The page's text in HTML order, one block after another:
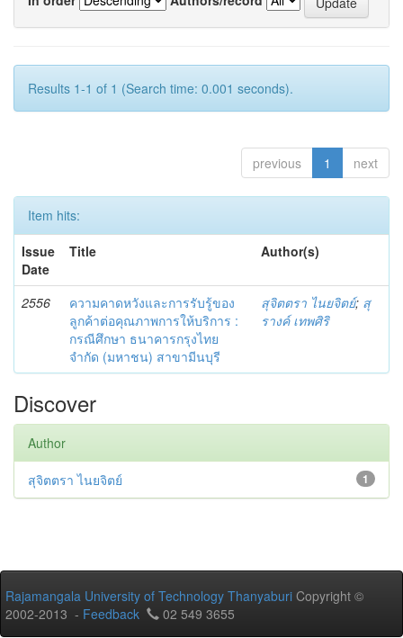
Results 1-1 of 1 (Search time: 0.001 seconds).
previous 1 next
Item hits:
Issue
Date
Title Author(s)
2556
ความคาดหวังและการรับรู้ของ
ลูกค้าต่อคุณภาพการให้บริการ :
กรณีศึกษา ธนาคารกรุงไทย
จำกัด (มหาชน) สาขามีนบุรี
สุจิตตรา ไนยจิตย์; สุ
รางค์ เทพศิริ
Discover
Author
1
สุจิตตรา ไนยจิตย์
Rajamangala University of Technology Thanyaburi Copyright ©
2002-2013 - Feedback 02 549 3655